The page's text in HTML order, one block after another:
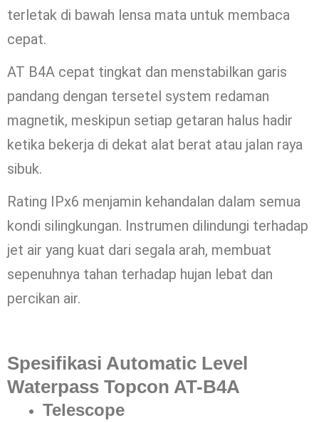
terletak di bawah lensa mata untuk membaca
cepat.
AT B4A cepat tingkat dan menstabilkan garis
pandang dengan tersetel system redaman
magnetik, meskipun setiap getaran halus hadir
ketika bekerja di dekat alat berat atau jalan raya
sibuk.
Rating IPx6 menjamin kehandalan dalam semua
kondi silingkungan. Instrumen dilindungi terhadap
jet air yang kuat dari segala arah, membuat
sepenuhnya tahan terhadap hujan lebat dan
percikan air.
Spesifikasi Automatic Level
Waterpass Topcon AT-B4A
Telescope